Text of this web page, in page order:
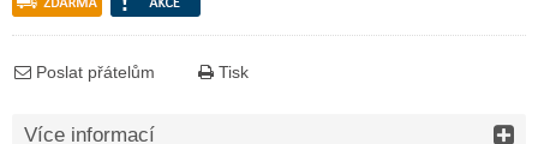
Poslat přátelům Tisk
Více informací